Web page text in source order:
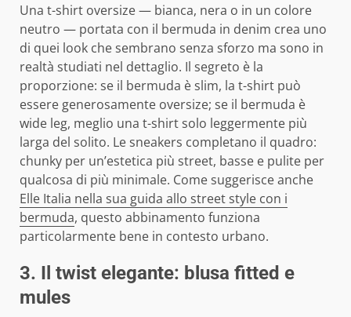
Una t-shirt oversize — bianca, nera o in un colore
neutro — portata con il bermuda in denim crea uno
di quei look che sembrano senza sforzo ma sono in
realtà studiati nel dettaglio. Il segreto è la
proporzione: se il bermuda è slim, la t-shirt può
essere generosamente oversize; se il bermuda è
wide leg, meglio una t-shirt solo leggermente più
larga del solito. Le sneakers completano il quadro:
chunky per un’estetica più street, basse e pulite per
qualcosa di più minimale. Come suggerisce anche
Elle Italia nella sua guida allo street style con i
bermuda, questo abbinamento funziona
particolarmente bene in contesto urbano.
3. Il twist elegante: blusa fitted e
mules